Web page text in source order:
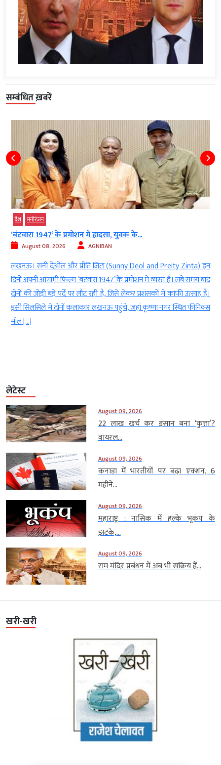
सम्बंधित ख़बरें
देश मनोरंजन
‘बंटवारा 1947’ के प्रमोशन में हादसा, युवक के...
August 08, 2026 AGNIBAN
लखनऊ। सनी देओल और प्रीति जिंटा (Sunny Deol and Preity Zinta) इन
दिनों अपनी आगामी फिल्म ‘बंटवारा 1947’ के प्रमोशन में व्यस्त हैं। लंबे समय बाद
दोनों की जोड़ी बड़े पर्दे पर लौट रही है, जिसे लेकर प्रशंसकों में काफी उत्साह है।
इसी सिलसिले में दोनों कलाकार लखनऊ पहुंचे, जहां कृष्णा नगर स्थित फीनिक्स
मॉल […]
लेटेस्ट
August 09, 2026
22 लाख खर्च कर इंसान बना ‘कुत्ता’?
वायरल...
August 09, 2026
कनाडा में भारतीयों पर बढ़ा एक्शन, 6
महीने...
August 09, 2026
महाराष्ट्र : नासिक में हल्के भूकंप के
झटके,...
August 09, 2026
राम मंदिर प्रबंधन में अब भी सक्रिय हैं...
खरी-खरी